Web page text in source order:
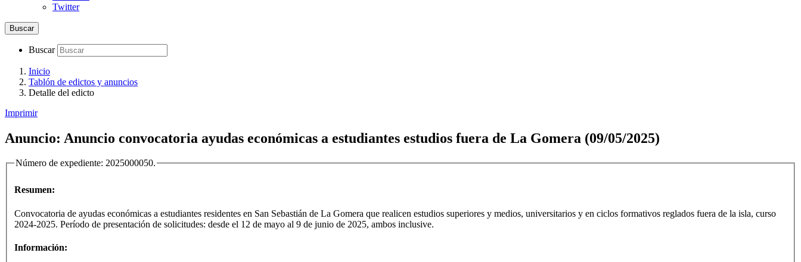
Twitter
Buscar
Buscar
Inicio
Tablón de edictos y anuncios
Detalle del edicto
Imprimir
Anuncio: Anuncio convocatoria ayudas económicas a estudiantes estudios fuera de La Gomera (09/05/2025)
Número de expediente: 2025000050.
Resumen:
Convocatoria de ayudas económicas a estudiantes residentes en San Sebastián de La Gomera que realicen estudios superiores y medios, universitarios y en ciclos formativos reglados fuera de la isla, curso
2024-2025. Período de presentación de solicitudes: desde el 12 de mayo al 9 de junio de 2025, ambos inclusive.
Información: